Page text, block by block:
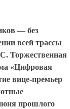
— без
всей трассы
Торжественная
«Цифровая
вице-премьер
прошлого